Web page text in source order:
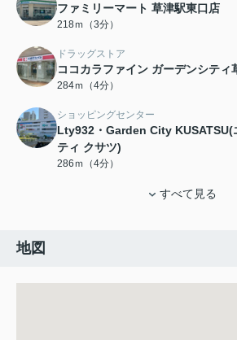
ファミリーマート 草津駅東口店
218ｍ（3分）
ドラッグストア
ココカラファイン ガーデンシティ
284ｍ（4分）
ショッピングセンター
Lty932・Garden City KUSATSU(
ティ クサツ)
286ｍ（4分）
すべて見る
地図